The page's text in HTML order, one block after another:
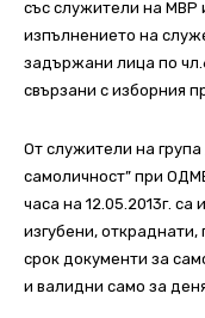
със служители на МВР
изпълнението на
задържани лица по
свързани с изборния
От служители на
самоличност” при
часа на 12.05.2013г.
изгубени,
срок документи за
и валидни само за